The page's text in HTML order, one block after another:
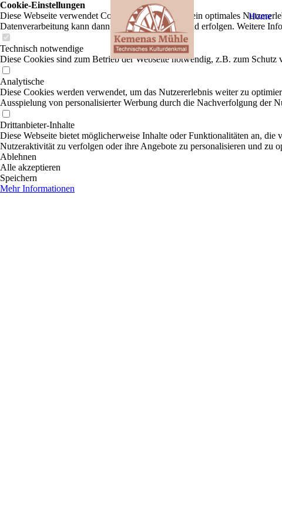
Home
Cookie-Einstellungen
Diese Webseite verwendet Cookies, um Besuchern ein optimales
Datenverarbeitung kann dann auch in einem Drittland erfolgen. Weitere
Technisch notwendige
Diese Cookies sind zum Betrieb der Webseite notwendig, z.B. zum
Analytische
Diese Cookies werden verwendet, um das Nutzererlebnis weiter zu
Ausspielung von personalisierter Werbung durch die Nachverfolgung der
Drittanbieter-Inhalte
Diese Webseite bietet möglicherweise Inhalte oder Funktionalitäten an,
Nutzeraktivität zu verfolgen oder ihre Angebote zu personalisieren und zu
Ablehnen
Alle akzeptieren
Speichern
Mehr Informationen